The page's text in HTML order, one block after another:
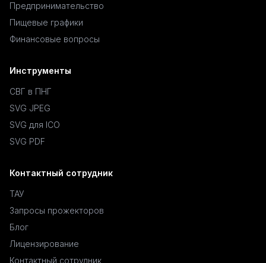
Предпринимательство
Пищевые графики
Финансовые вопросы
Инструменты
СВГ в ПНГ
SVG JPEG
SVG для ICO
SVG PDF
Контактный сотрудник
ТАУ
Запросы прожекторов
Блог
Лицензирование
Контактный сотрудник